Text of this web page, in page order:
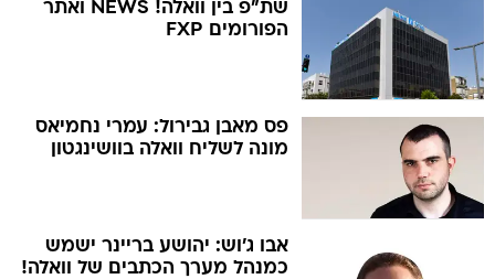
שת"פ בין וואלה! NEWS ואתר
הפורומים FXP
פס מאבן גבירול: עמרי נחמיאס
מונה לשליח וואלה בוושינגטון
אבו ג'וש: יהושע בריינר ישמש
כמנהל מערך הכתבים של וואלה!